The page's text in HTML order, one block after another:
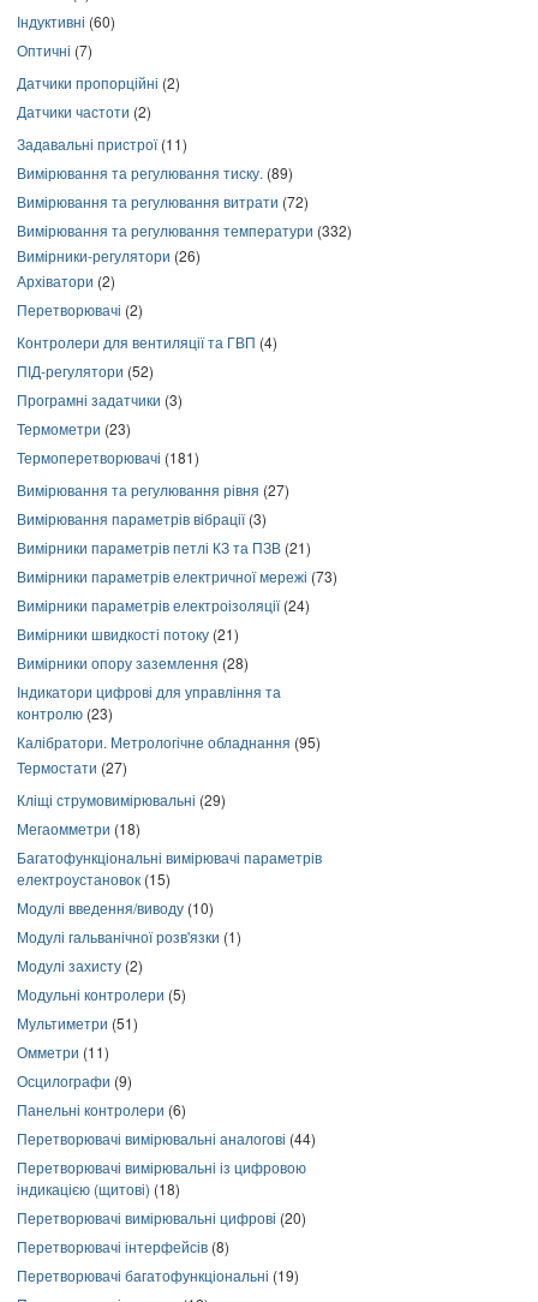
Індуктивні (60)
Оптичні (7)
Датчики пропорційні (2)
Датчики частоти (2)
Задавальні пристрої(11)
Вимірювання та регулювання тиску. (89)
Вимірювання та регулювання витрати (72)
Вимірювання та регулювання температури (332)
Вимірники-регулятори (26)
Архіватори (2)
Перетворювачі (2)
Контролери для вентиляції та ГВП (4)
ПІД-регулятори (52)
Програмні задатчики (3)
Термометри (23)
Термоперетворювачі (181)
Вимірювання та регулювання рівня (27)
Вимірювання параметрів вібрації(3)
Вимірники параметрів петлі КЗ та ПЗВ (21)
Вимірники параметрів електричної мережі (73)
Вимірники параметрів електроізоляції(24)
Вимірники швидкості потоку (21)
Вимірники опору заземлення (28)
Індикатори цифрові для управління та
контролю (23)
Калібратори. Метрологічне обладнання (95)
Термостати (27)
Кліщі струмовимірювальні (29)
Мегаомметри (18)
Багатофункціональні вимірювачі параметрів
електроустановок (15)
Модулі введення/виводу (10)
Модулі гальванічної розв'язки (1)
Модулі захисту (2)
Модульні контролери (5)
Мультиметри (51)
Омметри (11)
Осцилографи (9)
Панельні контролери (6)
Перетворювачі вимірювальні аналогові (44)
Перетворювачі вимірювальні із цифровою
індикацією (щитові) (18)
Перетворювачі вимірювальні цифрові (20)
Перетворювачі інтерфейсів (8)
Перетворювачі багатофункціональні (19)